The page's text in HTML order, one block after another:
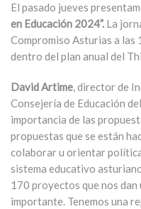
El pasado jueves
en Educación 2024”. La
Compromiso Asturias a las
dentro del plan anual del
David Artime, director de
Consejería de Educación
importancia de las
propuestas que se están
colaborar u orientar
sistema educativo
170 proyectos que nos dan
importante. Tenemos una